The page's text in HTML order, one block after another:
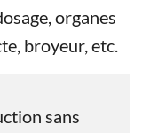
organes
broyeur, etc.
sans